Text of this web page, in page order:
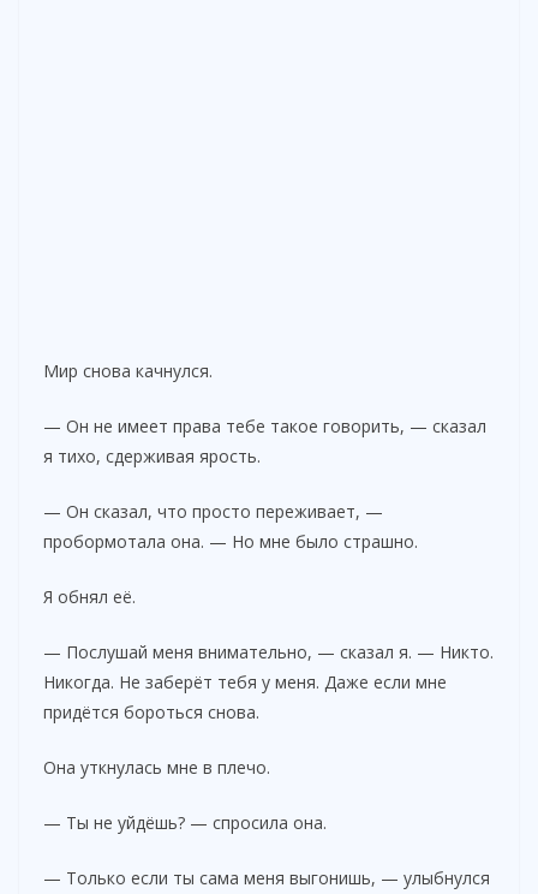
Мир снова качнулся.
— Он не имеет права тебе такое говорить, — сказал
я тихо, сдерживая ярость.
— Он сказал, что просто переживает, —
пробормотала она. — Но мне было страшно.
Я обнял её.
— Послушай меня внимательно, — сказал я. — Никто.
Никогда. Не заберёт тебя у меня. Даже если мне
придётся бороться снова.
Она уткнулась мне в плечо.
— Ты не уйдёшь? — спросила она.
— Только если ты сама меня выгонишь, — улыбнулся